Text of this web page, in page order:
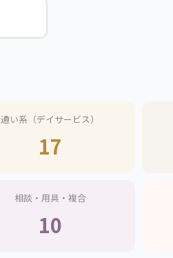
通い系（デイサービス）
17
相談・用具・複合
10